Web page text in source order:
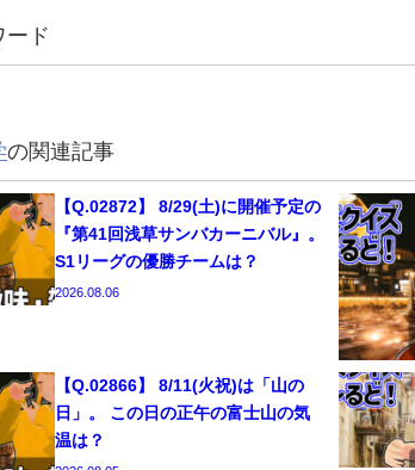
ード
の関連記事
【Q.02872】 8/29(土)に開催予定の
『第41回浅草サンバカーニバル』。
S1リーグの優勝チームは？
2026.08.06
【Q.02866】 8/11(火祝)は「山の
日」。 この日の正午の富士山の気
温は？